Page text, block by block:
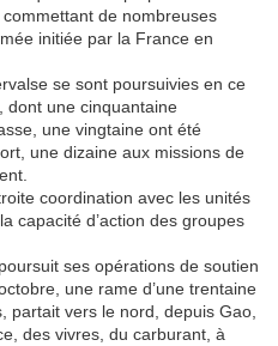
de nombreuses
initiée par la France en
se sont poursuivies en ce
dont une cinquantaine
une vingtaine ont été
une dizaine aux missions de
coordination avec les unités
capacité d’action des groupes
ses opérations de soutien
une rame d’une trentaine
partait vers le nord, depuis Gao,
des vivres, du carburant, à